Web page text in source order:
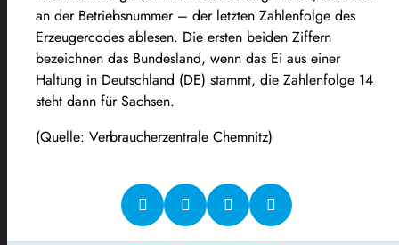
an der Betriebsnummer – der letzten Zahlenfolge des
Erzeugercodes ablesen. Die ersten beiden Ziffern
bezeichnen das Bundesland, wenn das Ei aus einer
Haltung in Deutschland (DE) stammt, die Zahlenfolge 14
steht dann für Sachsen.
(Quelle: Verbraucherzentrale Chemnitz)